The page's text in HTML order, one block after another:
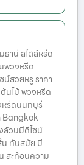
านี สไตล์หรีด
พวงหรีด
สวยหรู ราคา
นไม้ พวงหรีด
หรีดนนทบุรี
ล้วนมีดีไซน์
น ทันสมัย มี
สะท้อนความ